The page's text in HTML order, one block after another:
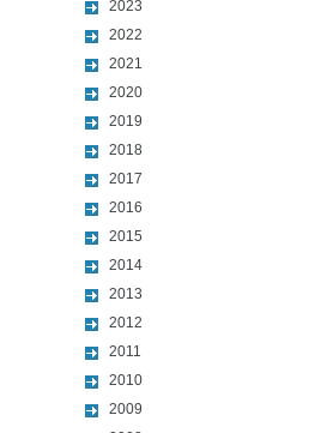
2023
2022
2021
2020
2019
2018
2017
2016
2015
2014
2013
2012
2011
2010
2009